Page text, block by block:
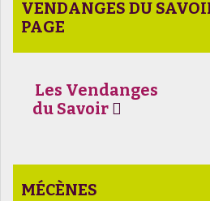
VENDANGES DU
PAGE
Les Vendanges
du Savoir
MÉCÈNES